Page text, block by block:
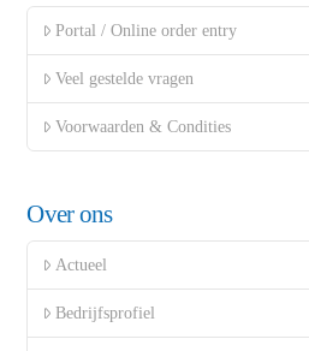
Portal / Online order entry
Veel gestelde vragen
Voorwaarden & Condities
Over ons
Actueel
Bedrijfsprofiel